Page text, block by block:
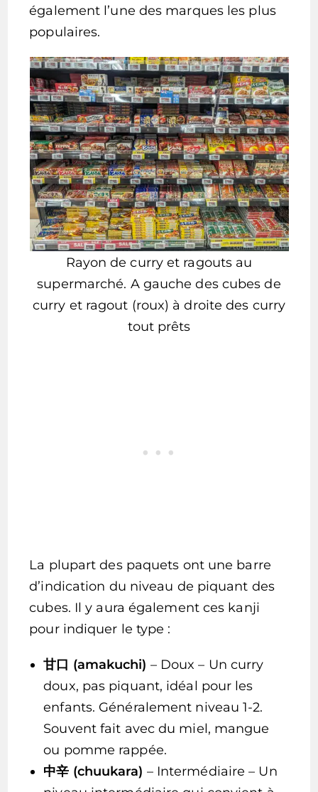
également l’une des marques les plus
populaires.
Rayon de curry et ragouts au
supermarché. A gauche des cubes de
curry et ragout (roux) à droite des curry
tout prêts
La plupart des paquets ont une barre
d’indication du niveau de piquant des
cubes. Il y aura également ces kanji
pour indiquer le type :
甘口 (amakuchi) – Doux – Un curry
doux, pas piquant, idéal pour les
enfants. Généralement niveau 1-2.
Souvent fait avec du miel, mangue
ou pomme rappée.
中辛 (chuukara) – Intermédiaire – Un